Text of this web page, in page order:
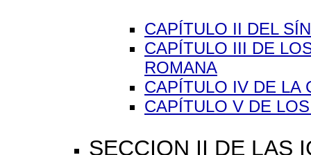
CAPÍTULO II DEL
CAPÍTULO III DE
ROMANA
CAPÍTULO IV DE LA
CAPÍTULO V DE
SECCION II DE LAS